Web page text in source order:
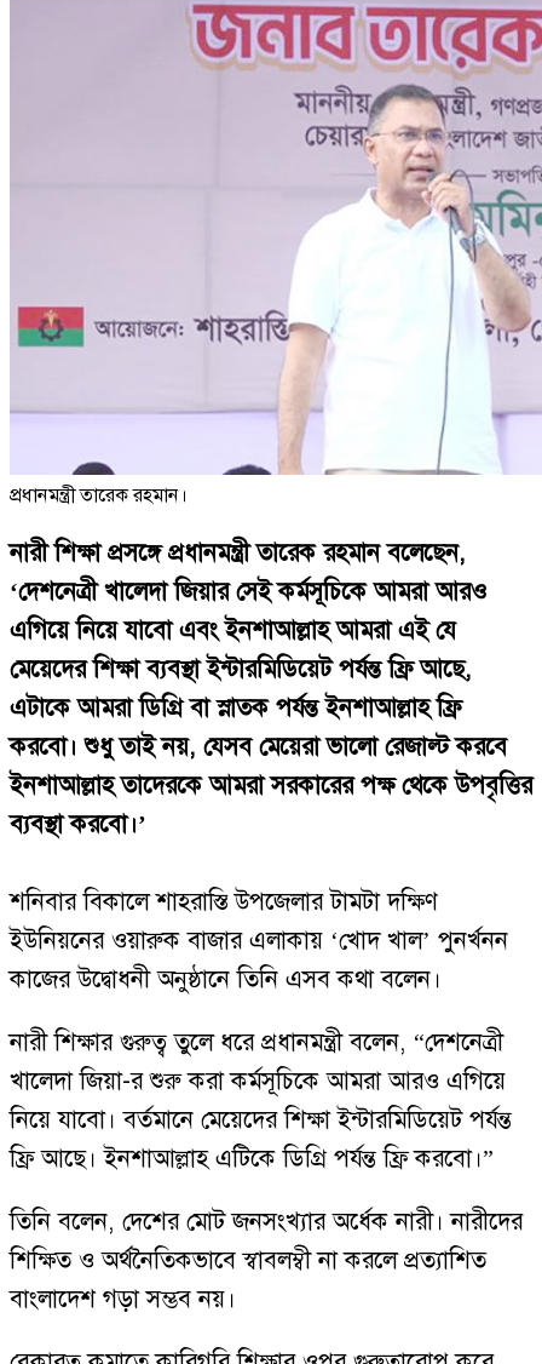
প্রধানমন্ত্রী তারেক রহমান।
নারী শিক্ষা প্রসঙ্গে প্রধানমন্ত্রী তারেক রহমান বলেছেন,
‘দেশনেত্রী খালেদা জিয়ার সেই কর্মসূচিকে আমরা আরও
এগিয়ে নিয়ে যাবো এবং ইনশাআল্লাহ আমরা এই যে
মেয়েদের শিক্ষা ব্যবস্থা ইন্টারমিডিয়েট পর্যন্ত ফ্রি আছে,
এটাকে আমরা ডিগ্রি বা স্নাতক পর্যন্ত ইনশাআল্লাহ ফ্রি
করবো। শুধু তাই নয়, যেসব মেয়েরা ভালো রেজাল্ট করবে
ইনশাআল্লাহ তাদেরকে আমরা সরকারের পক্ষ থেকে উপবৃত্তির
ব্যবস্থা করবো।’
শনিবার বিকালে শাহরাস্তি উপজেলার টামটা দক্ষিণ
ইউনিয়নের ওয়ারুক বাজার এলাকায় ‘খোদ খাল’ পুনর্খনন
কাজের উদ্বোধনী অনুষ্ঠানে তিনি এসব কথা বলেন।
নারী শিক্ষার গুরুত্ব তুলে ধরে প্রধানমন্ত্রী বলেন, “দেশনেত্রী
খালেদা জিয়া-র শুরু করা কর্মসূচিকে আমরা আরও এগিয়ে
নিয়ে যাবো। বর্তমানে মেয়েদের শিক্ষা ইন্টারমিডিয়েট পর্যন্ত
ফ্রি আছে। ইনশাআল্লাহ এটিকে ডিগ্রি পর্যন্ত ফ্রি করবো।”
তিনি বলেন, দেশের মোট জনসংখ্যার অর্ধেক নারী। নারীদের
শিক্ষিত ও অর্থনৈতিকভাবে স্বাবলম্বী না করলে প্রত্যাশিত
বাংলাদেশ গড়া সম্ভব নয়।